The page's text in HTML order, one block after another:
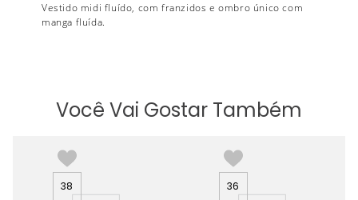
Vestido midi fluído, com franzidos e ombro único com
manga fluída.
Você Vai Gostar Também
38 36